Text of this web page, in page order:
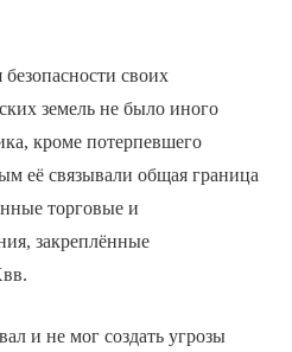
своих
земель не было иного
кроме потерпевшего
её связывали общая граница
торговые и
закреплённые
и не мог создать угрозы